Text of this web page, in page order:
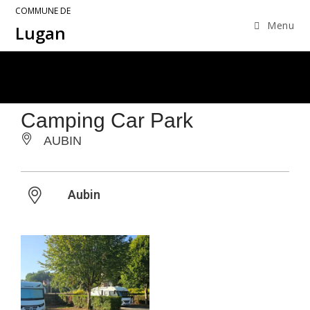
COMMUNE DE
Lugan Menu
Camping Car Park
AUBIN
Aubin